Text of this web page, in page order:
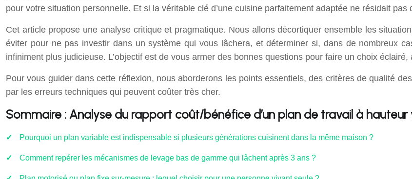
pour votre situation personnelle. Et si la véritable clé d’une cuisine parfaitement adaptée ne résidait
Cet article propose une analyse critique et pragmatique. Nous allons décortiquer ensemble les
éviter pour ne pas investir dans un système qui vous lâchera, et déterminer si, dans de nombreux
infiniment plus judicieuse. L’objectif est de vous armer des bonnes questions pour faire un choix
Pour vous guider dans cette réflexion, nous aborderons les points essentiels, des critères de qualité
par les erreurs techniques qui peuvent coûter très cher.
Sommaire : Analyse du rapport coût/bénéfice d’un plan de travail à hauteur
Pourquoi un plan variable est indispensable si plusieurs générations cuisinent dans la même maison ?
Comment repérer les mécanismes de levage bas de gamme qui lâchent après 3 ans ?